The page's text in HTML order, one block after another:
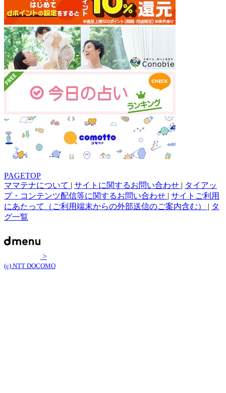
PAGETOP
ママテナについて | サイトに関するお問い合わせ | タイアッ
プ・コンテンツ配信等に関するお問い合わせ | サイトご利用
にあたって（ご利用端末からの外部送信のご案内含む） | タ
グ一覧
>
(c) NTT DOCOMO